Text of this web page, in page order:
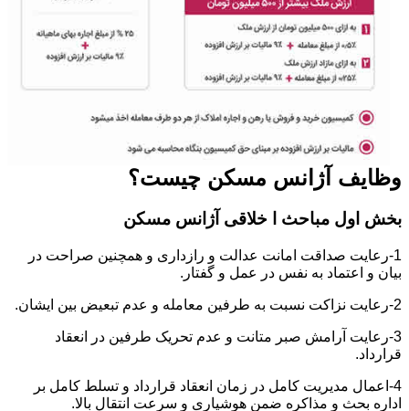
وظایف آژانس مسکن چیست؟
بخش اول مباحث ا خلاقی آژانس مسکن
1-رعایت صداقت امانت عدالت و رازداری و همچنین صراحت در
بیان و اعتماد به نفس در عمل و گفتار.
2-رعایت نزاکت نسبت به طرفین معامله و عدم تبعیض بین ایشان.
3-رعایت آرامش صبر متانت و عدم تحریک طرفین در انعقاد
قرارداد.
4-اعمال مدیریت کامل در زمان انعقاد قرارداد و تسلط کامل بر
اداره بحث و مذاکره ضمن هوشیاری و سرعت انتقال بالا.